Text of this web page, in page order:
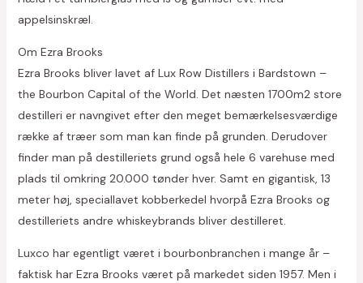
appelsinskræl.
Om Ezra Brooks
Ezra Brooks bliver lavet af Lux Row Distillers i Bardstown –
the Bourbon Capital of the World. Det næsten 1700m2 store
destilleri er navngivet efter den meget bemærkelsesværdige
række af træer som man kan finde på grunden. Derudover
finder man på destilleriets grund også hele 6 varehuse med
plads til omkring 20.000 tønder hver. Samt en gigantisk, 13
meter høj, speciallavet kobberkedel hvorpå Ezra Brooks og
destilleriets andre whiskeybrands bliver destilleret.
Luxco har egentligt været i bourbonbranchen i mange år –
faktisk har Ezra Brooks været på markedet siden 1957. Men i